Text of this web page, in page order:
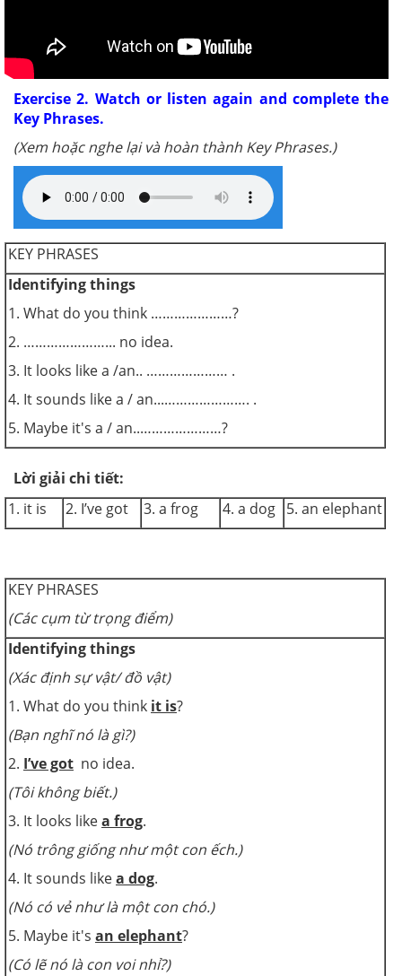
Exercise 2. Watch or listen again and complete the
Key Phrases.
(Xem hoặc nghe lại và hoàn thành Key Phrases.)
KEY PHRASES
Identifying things
1. What do you think …………………?
2. …………………... no idea.
3. It looks like a /an.. ………………… .
4. It sounds like a / an...…………………. .
5. Maybe it's a / an..…………………?
Lời giải chi tiết:
1. it is
2. I’ve got 3. a frog 4. a dog 5. an elephant
KEY PHRASES
(Các cụm từ trọng điểm)
Identifying things
(Xác định sự vật/ đồ vật)
1. What do you think it is?
(Bạn nghĩ nó là gì?)
2. I’ve got no idea.
(Tôi không biết.)
3. It looks likea frog.
(Nó trông giống như một con ếch.)
4. It sounds likea dog.
(Nó có vẻ như là một con chó.)
5. Maybe it's an elephant?
(Có lẽ nó là con voi nhỉ?)